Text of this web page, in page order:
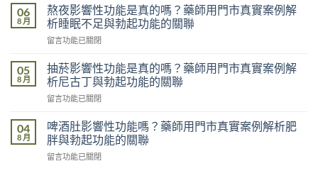
能
是
真
的
藥
師
門
真
實
案
度
不
足
吃
麼？
藥
師
用
市
真
案
06
8 月
熬夜影響性功能是真的嗎？藥師用門市真實案例解
析睡眠不足與勃起功能的關聯
在
夜
影
響
性
能
是
真
的
留言功能已關閉
05
8 月
抽菸影響性功能是真的嗎？藥師用門市真實案例解
析尼古丁與勃起功能的關聯
在
菸
影
響
性
留言功能已關閉
04
8 月
啤酒肚影響性功能嗎？藥師用門市真實案例解析肥
胖與勃起功能的關聯
在
留言功能已關閉